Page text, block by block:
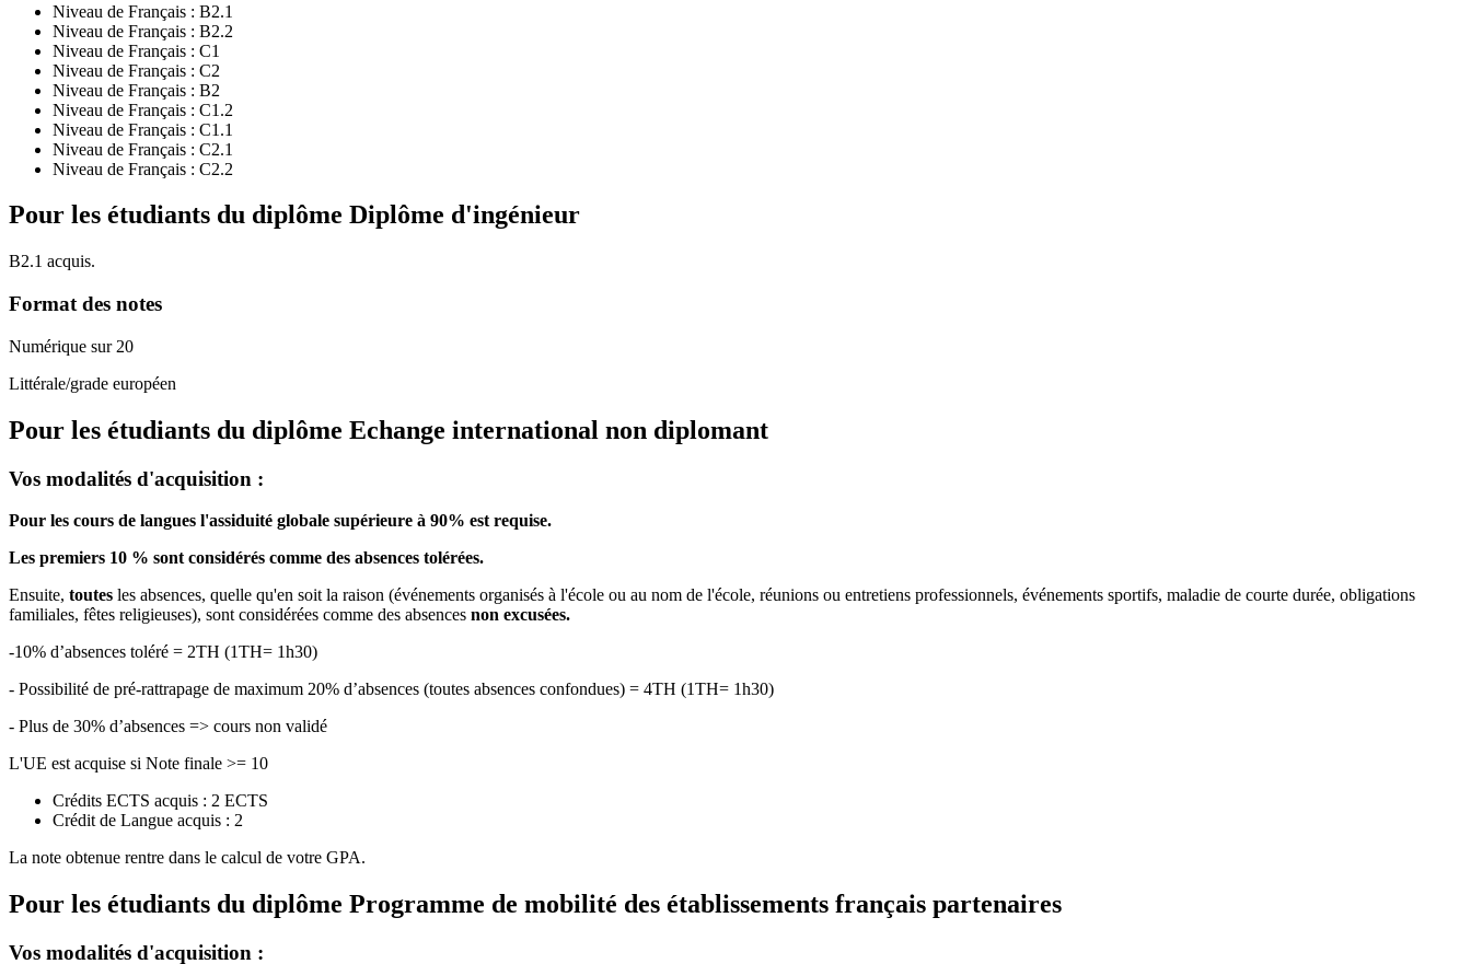
Niveau de Français : B2.1
Niveau de Français : B2.2
Niveau de Français : C1
Niveau de Français : C2
Niveau de Français : B2
Niveau de Français : C1.2
Niveau de Français : C1.1
Niveau de Français : C2.1
Niveau de Français : C2.2
Pour les étudiants du diplôme Diplôme d'ingénieur
B2.1 acquis.
Format des notes
Numérique sur 20
Littérale/grade européen
Pour les étudiants du diplôme Echange international non diplomant
Vos modalités d'acquisition :
Pour les cours de langues l'assiduité globale supérieure à 90% est requise.
Les premiers 10 % sont considérés comme des absences tolérées.
Ensuite, toutes les absences, quelle qu'en soit la raison (événements organisés à l'école ou au nom de l'école, réunions ou entretiens professionnels, événements sportifs, maladie de courte durée, obligations
familiales, fêtes religieuses), sont considérées comme des absences non excusées.
-10% d’absences toléré = 2TH (1TH= 1h30)
- Possibilité de pré-rattrapage de maximum 20% d’absences (toutes absences confondues) = 4TH (1TH= 1h30)
- Plus de 30% d’absences => cours non validé
L'UE est acquise si Note finale >= 10
Crédits ECTS acquis : 2 ECTS
Crédit de Langue acquis : 2
La note obtenue rentre dans le calcul de votre GPA.
Pour les étudiants du diplôme Programme de mobilité des établissements français partenaires
Vos modalités d'acquisition :